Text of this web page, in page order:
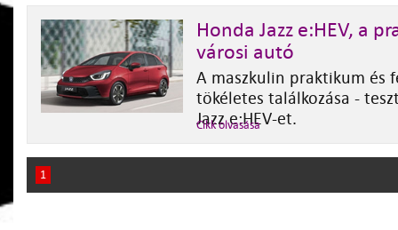
Honda Jazz e:HEV, a
városi autó
A maszkulin praktikum és
tökéletes találkozása -
Jazz e:HEV-et.
Cikk olvasása
1